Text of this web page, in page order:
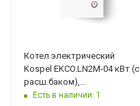
Котел электрический
Kospel EKCO.LN2M-04 кВт (с
расш.баком),
погодозависимое
Есть в наличии: 1